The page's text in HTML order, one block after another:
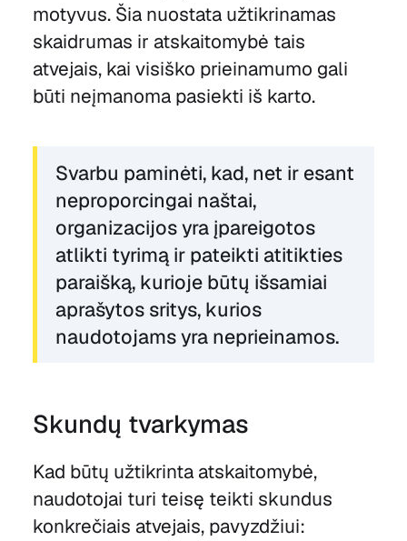
motyvus. Šia nuostata užtikrinamas
skaidrumas ir atskaitomybė tais
atvejais, kai visiško prieinamumo gali
būti neįmanoma pasiekti iš karto.
Svarbu paminėti, kad, net ir esant
neproporcingai naštai,
organizacijos yra įpareigotos
atlikti tyrimą ir pateikti atitikties
paraišką, kurioje būtų išsamiai
aprašytos sritys, kurios
naudotojams yra neprieinamos.
Skundų tvarkymas
Kad būtų užtikrinta atskaitomybė,
naudotojai turi teisę teikti skundus
konkrečiais atvejais, pavyzdžiui: